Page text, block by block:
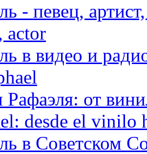
- певец,
actor
в видео и
от
desde el vinilo
в Советском